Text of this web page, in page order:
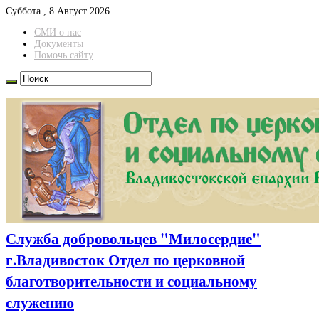
Суббота , 8 Август 2026
СМИ о нас
Документы
Помочь сайту
Служба добровольцев "Милосердие"
г.Владивосток Отдел по церковной
благотворительности и социальному
служению